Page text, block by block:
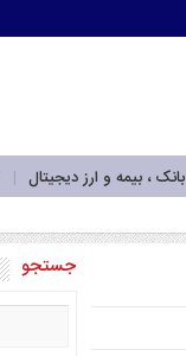
بانک ، بیمه و ارز دیجیتال
جستجو